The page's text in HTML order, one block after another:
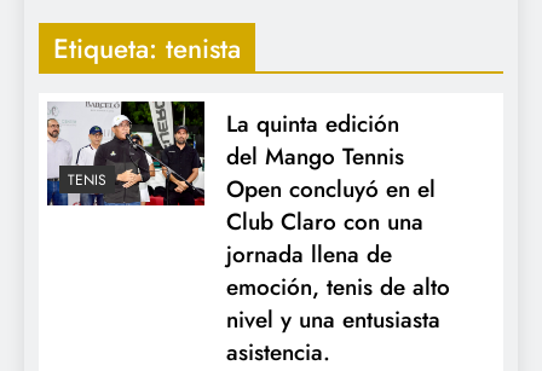
Etiqueta: tenista
TENIS
La quinta edición
del Mango Tennis
Open concluyó en el
Club Claro con una
jornada llena de
emoción, tenis de alto
nivel y una entusiasta
asistencia.